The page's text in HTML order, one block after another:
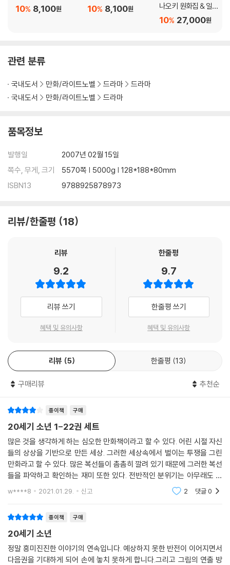
8,100원
10% 8,100원
10%
나오키 원화집 & 일러
스트북27,000원
10%
관련 분류
국내도서 만화/라이트노벨 드라마
드라마
국내도서
만화/라이트노벨 드라마
품목정보
발행일
2007년 02월 15일
쪽수, 무게, 크기
5570쪽 | 5000g | 128*188*80mm
ISBN13
9788925878973
리뷰/한줄평 18
리뷰
9.2
리뷰 쓰기
혜택 및 유의사항
한줄평
9.7
한줄평 쓰기
혜택 및 유의사항
리뷰 5 한줄평 13
구매리뷰 추천순
종이책 구매
20세기 소년 1-22권 세트
많은 것을 생각하게 하는 심오한 만화책이라고 할 수 있다. 어린 시절 자신
들의 상상을 기반으로 만든 세상. 그러한 세상속에서 벌이는 투쟁을 그린
만화라고 할 수 있다. 많은 복선들이 촘촘히 깔려 있기 때문에 그러한 복선
들을 파악하고 확인하는 재미 또한 있다. 전반적인 분위기는 아무래도 암
울할 수밖에 없다. 그리고 과거에 생겼던 문제들을 가지고 와서 결말 부분
w****8 2021.01.29. 신고 2 댓글0
종이책 구매
20세기 소년
정말 흥미진진한 이야기의 연속입니다. 예상하지 못한 반전이 이어지면서
다음권을 기대하게 되어 손에 놓치 못하게 합니다.그리고 그림의 연출 방